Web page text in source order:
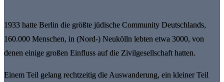
1933 hatte Berlin die größte jüdische Community Deutschlands,
160.000 Menschen, in (Nord-) Neukölln lebten etwa 3000, von
denen einige großen Einfluss auf die Zivilgesellschaft hatten.
Einem Teil gelang rechtzeitig die Auswanderung, ein kleiner Teil